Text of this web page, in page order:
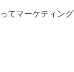
てマーケティング